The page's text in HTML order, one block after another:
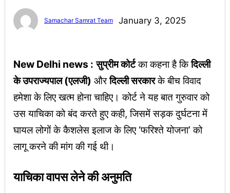
Samachar Samrat Team January 3, 2025
New Delhi news : सुप्रीम कोर्टका कहना है किदिल्ली
के उपराज्यपाल (एलजी) औरदिल्ली सरकारके बीच विवाद
हमेशा के लिए खत्म होना चाहिए। कोर्ट ने यह बात गुरुवार को
उस याचिका को बंद करते हुए कही, जिसमें सड़क दुर्घटना में
घायल लोगों के कैशलेस इलाज के लिए ‘फरिश्ते योजना’ को
लागू करने की मांग की गई थी।
याचिका वापस लेने की अनुमति